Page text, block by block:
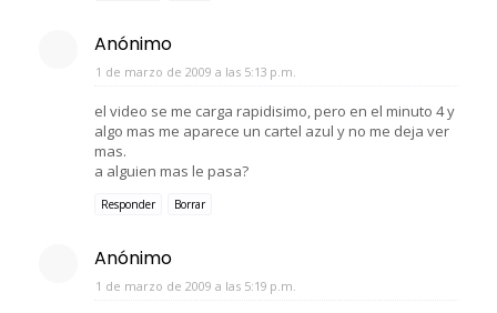
Anónimo
1 de marzo de 2009 a las 5:13 p.m.
el video se me carga rapidisimo, pero en el minuto 4 y
algo mas me aparece un cartel azul y no me deja ver
mas.
a alguien mas le pasa?
Responder Borrar
Anónimo
1 de marzo de 2009 a las 5:19 p.m.